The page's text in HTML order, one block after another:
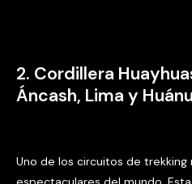
2. Cordillera
Áncash, Lima y
Uno de los circuitos de trekking